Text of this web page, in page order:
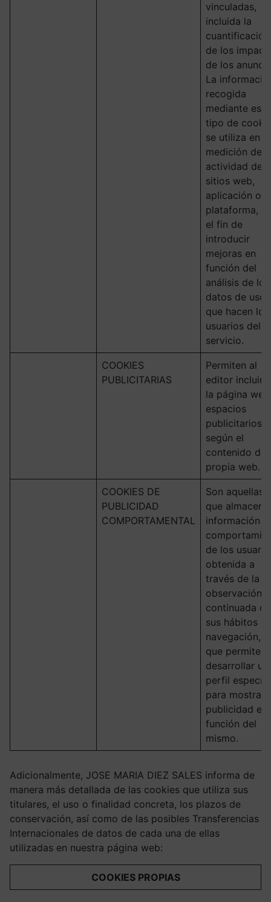
vinculadas,
incluida la
cuantificación
de los
de los
La
recogida
mediante este
tipo de
se utiliza en la
medición de
actividad de
sitios web,
aplicación o
plataforma,
el fin de
introducir
mejoras en
función del
análisis de los
datos de uso
que hacen los
usuarios del
servicio.
COOKIES
PUBLICITARIAS
Permiten al
editor incluir
la página web
espacios
publicitarios,
según el
contenido de
propia web.
COOKIES DE
PUBLICIDAD
COMPORTAMENTAL
Son aquellas
que
información
de los
obtenida a
través de la
observación
continuada de
sus hábitos
navegación,
que permite
desarrollar un
perfil
para mostrar
publicidad en
función del
mismo.
Adicionalmente, JOSE MARIA DIEZ SALES informa de
manera más detallada de las cookies que utiliza sus
titulares, el uso o finalidad concreta, los plazos de
conservación, así como de las posibles Transferencias
Internacionales de datos de cada una de ellas
utilizadas en nuestra página web:
COOKIES PROPIAS